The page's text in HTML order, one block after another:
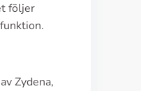
följer
Zydena,